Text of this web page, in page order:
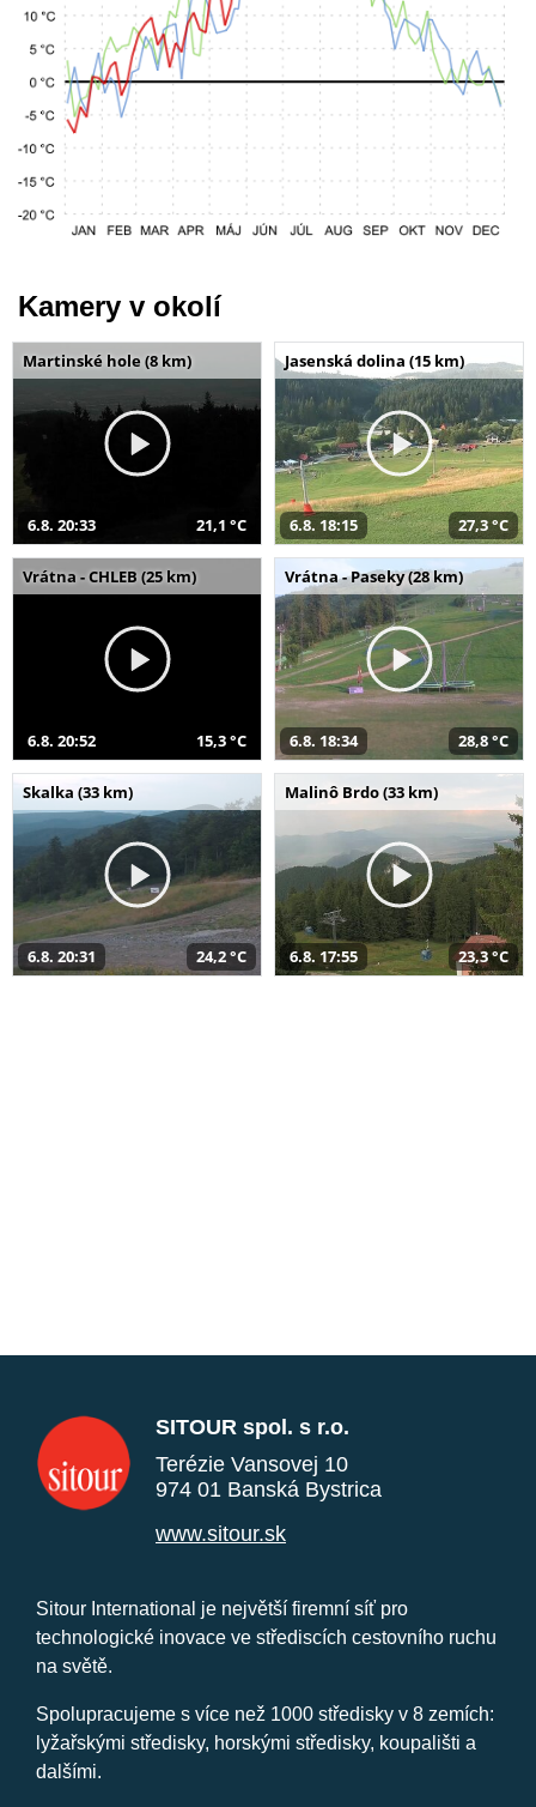
Kamery v okolí
Martinské hole (8 km)
6.8. 20:33 21,1 °C
Jasenská dolina (15 km)
6.8. 18:15 27,3 °C
Vrátna - CHLEB (25 km)
6.8. 20:52 15,3 °C
Vrátna - Paseky (28 km)
6.8. 18:34 28,8 °C
Skalka (33 km)
6.8. 20:31 24,2 °C
Malinô Brdo (33 km)
6.8. 17:55 23,3 °C
SITOUR spol. s r.o.
Terézie Vansovej 10
974 01 Banská Bystrica
www.sitour.sk
Sitour International je největší firemní síť pro
technologické inovace ve střediscích cestovního ruchu
na světě.
Spolupracujeme s více než 1000 středisky v 8 zemích:
lyžařskými středisky, horskými středisky, koupališti a
dalšími.